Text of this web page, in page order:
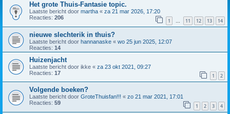
Het grote Thuis-Fantasie topic.
Laatste bericht door martha « za 21 mar 2026, 17:20
Reacties: 206 1 … 11 12 13 14
nieuwe slechterik in thuis?
Laatste bericht door hannanaske « wo 25 jun 2025, 12:07
Reacties: 14
Huizenjacht
Laatste bericht door ikke « za 23 okt 2021, 09:27
Reacties: 17 1 2
Volgende boeken?
Laatste bericht door GroteThuisfan!!! « zo 21 mar 2021, 17:01
Reacties: 59 1 2 3 4